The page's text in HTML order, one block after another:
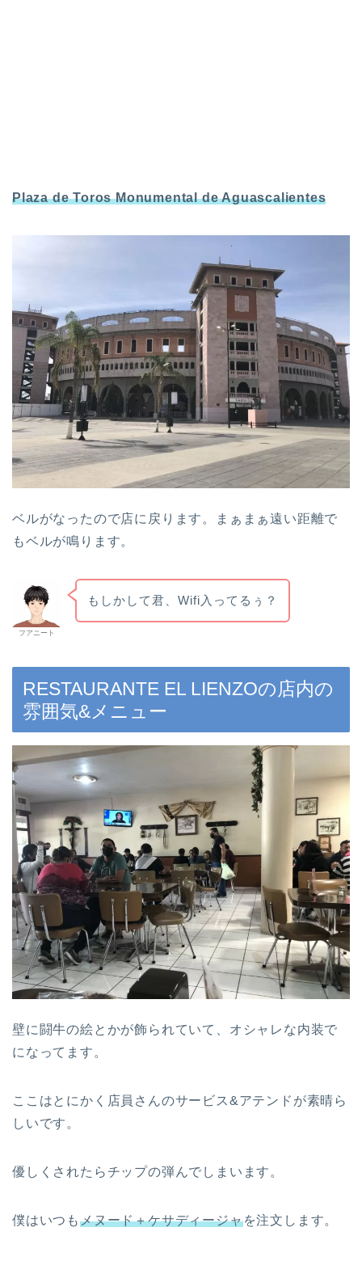
Plaza de Toros Monumental de Aguascalientes
ベルがなったので店に戻ります。まぁまぁ遠い距離で
もベルが鳴ります。
フアニート
もしかして君、Wifi入ってるぅ？
RESTAURANTE EL LIENZOの店内の
雰囲気&メニュー
壁に闘牛の絵とかが飾られていて、オシャレな内装で
になってます。
ここはとにかく店員さんのサービス&アテンドが素晴ら
しいです。
優しくされたらチップの弾んでしまいます。
僕はいつもメヌード＋ケサディージャを注文します。